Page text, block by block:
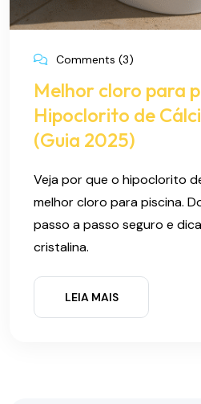
Comments (3)
Melhor cloro para
Hipoclorito de
(Guia 2025)
Veja por que o hipoclorito
melhor cloro para piscina.
passo a passo seguro e
cristalina.
LEIA MAIS